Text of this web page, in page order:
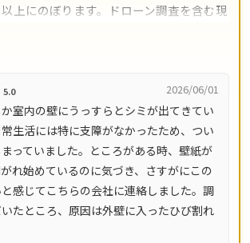
上にのぼります。ドローン調査を含む現
・出張費は無料。瓦ずれ直し1,500円〜/
明確で、自社職人の直接施工により中間
ません。施工後は10年間の工事保証付
川県・埼玉県・千葉県・茨城県・栃木
国14都道府県に対応し、LINE・メールは
当日にお伺いします。
5.0 2026/06/01
か室内の壁にうっすらとシミが出てきてい
生活には特に支障がなかったため、つい
っていました。ところがある時、壁紙が
れ始めているのに気づき、さすがにこの
感じてこちらの会社に連絡しました。調
たところ、原因は外壁に入ったひび割れ